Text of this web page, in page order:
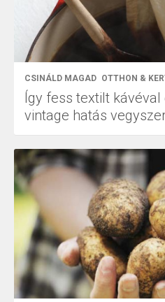
CSINÁLD MAGAD OTTHON &
Így fess textilt kávéval
vintage hatás